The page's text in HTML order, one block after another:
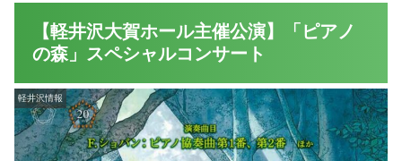
【軽井沢大賀ホール主催公演】「ピアノ
の森」スペシャルコンサート
軽井沢情報